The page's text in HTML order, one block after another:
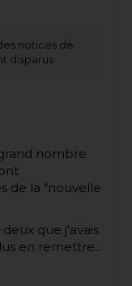
notices de
disparus
nombre
de la "nouvelle
que j'avais
en remettre...